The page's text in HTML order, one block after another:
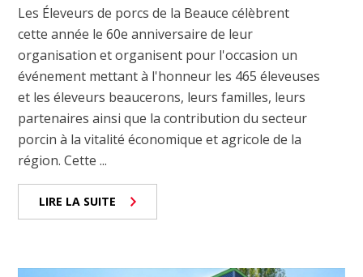
Les Éleveurs de porcs de la Beauce célèbrent
cette année le 60e anniversaire de leur
organisation et organisent pour l'occasion un
événement mettant à l'honneur les 465 éleveuses
et les éleveurs beaucerons, leurs familles, leurs
partenaires ainsi que la contribution du secteur
porcin à la vitalité économique et agricole de la
région. Cette ...
LIRE LA SUITE